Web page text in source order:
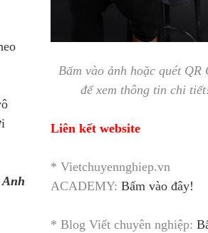
Bấm vào ảnh hoặc quét QR
để xem thông tin chi
Liên kết website
* Vietchuyennghiep.vn
ACADEMY: Bấm vào đây!
* Blog Viết chuyên nghiệp: